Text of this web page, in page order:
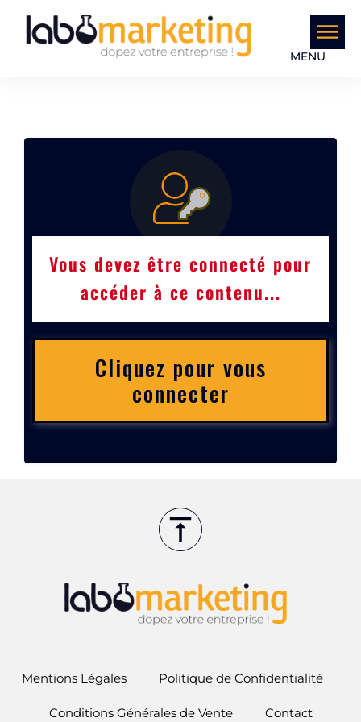
MENU
Vous devez être connecté pour
accéder à ce contenu...
Cliquez pour vous
connecter
Mentions Légales Politique de Confidentialité
Conditions Générales de Vente Contact